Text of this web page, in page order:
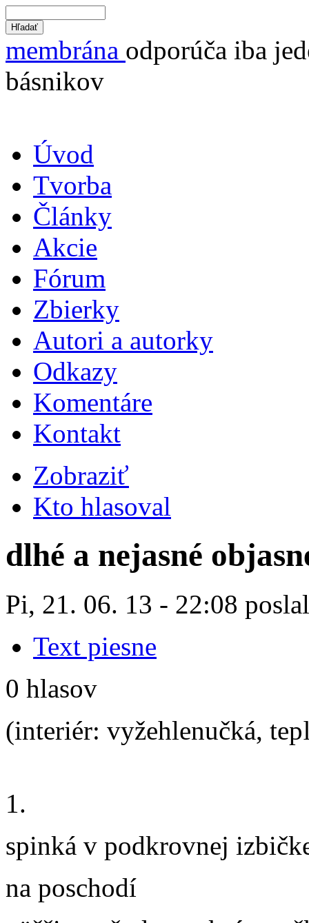
membrána odporúča iba
básnikov
Úvod
Tvorba
Články
Akcie
Fórum
Zbierky
Autori a autorky
Odkazy
Komentáre
Kontakt
Zobraziť
Kto hlasoval
dlhé a nejasné
Pi, 21. 06. 13 - 22:08
Text piesne
0 hlasov
(interiér: vyžehlenučká,
1.
spinká v podkrovnej
na poschodí